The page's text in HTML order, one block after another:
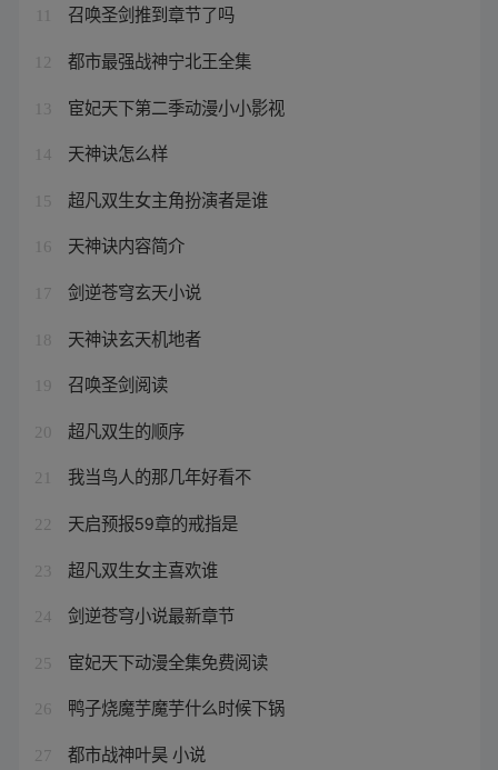
召唤圣剑推到章节了吗
12 都市最强战神宁北王全集
13 宦妃天下第二季动漫小小影视
14 天神诀怎么样
15 超凡双生女主角扮演者是谁
16 天神诀内容简介
17 剑逆苍穹玄天小说
18 天神诀玄天机地者
19 召唤圣剑阅读
20 超凡双生的顺序
21 我当鸟人的那几年好看不
22 天启预报59章的戒指是
23 超凡双生女主喜欢谁
24 剑逆苍穹小说最新章节
25 宦妃天下动漫全集免费阅读
26 鸭子烧魔芋魔芋什么时候下锅
27 都市战神叶昊 小说